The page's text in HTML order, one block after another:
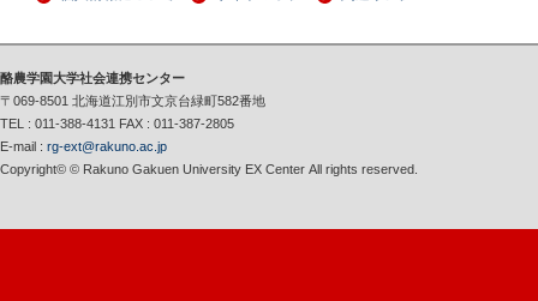
酪農学園大学社会連携センター
〒069-8501 北海道江別市文京台緑町582番地
TEL : 011-388-4131 FAX : 011-387-2805
E-mail : rg-ext@rakuno.ac.jp
Copyright© © Rakuno Gakuen University EX Center All rights reserved.